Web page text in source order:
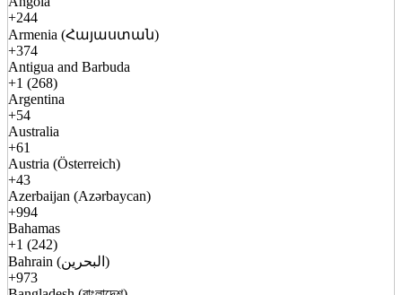
+244
Armenia (Հայաստան)
+374
Antigua and Barbuda
+1 (268)
Argentina
+54
Australia
+61
Austria (Österreich)
+43
Azerbaijan (Azərbaycan)
+994
Bahamas
+1 (242)
Bahrain (البحرين)
+973